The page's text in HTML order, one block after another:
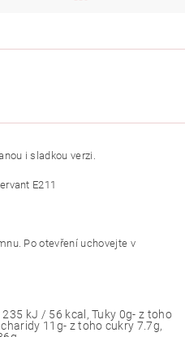
i sladkou verzi.
E211
Po otevření uchovejte v
kJ / 56 kcal, Tuky 0g- z toho
11g- z toho cukry 7.7g,